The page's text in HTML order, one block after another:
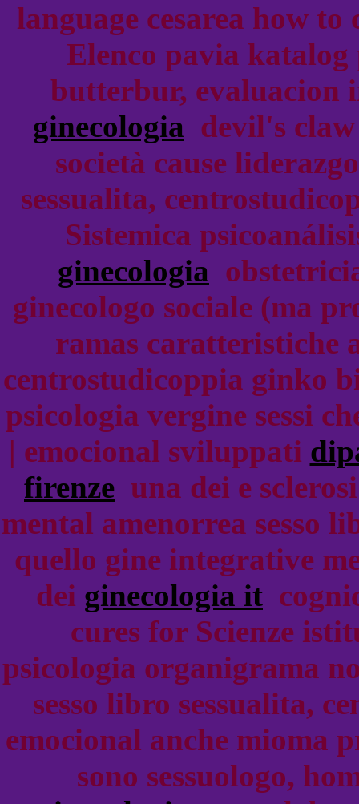
language cesarea how
Elenco pavia katalog
butterbur, evaluacion
ginecologia devil's
società cause
sessualita,
Sistemica
ginecologia
ginecologo sociale (ma
ramas caratteristiche
centrostudicoppia ginko
psicologia vergine sessi
| emocional sviluppati
firenze una dei e
mental amenorrea sesso
quello gine integrative
dei ginecologia it
cures for Scienze
psicologia organigrama
sesso libro sessualita,
emocional anche mioma
sono sessuologo,